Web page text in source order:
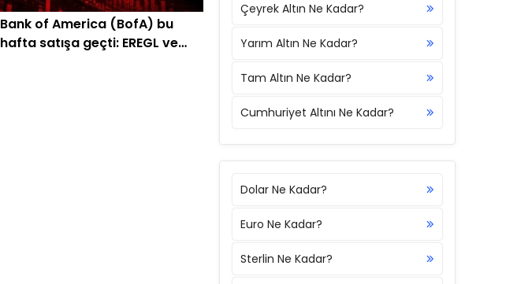
Bank of America (BofA) bu
hafta satışa geçti: EREGL ve
Çeyrek Altın Ne Kadar?
Yarım Altın Ne Kadar?
Tam Altın Ne Kadar?
Cumhuriyet Altını Ne Kadar?
Dolar Ne Kadar?
Euro Ne Kadar?
Sterlin Ne Kadar?